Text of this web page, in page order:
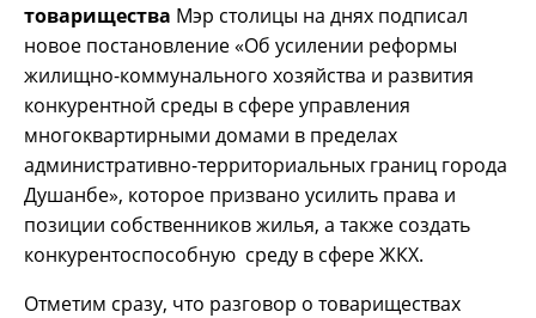
товарищества Мэр столицы на днях подписал
новое постановление «Об усилении реформы
жилищно-коммунального хозяйства и развития
конкурентной среды в сфере управления
многоквартирными домами в пределах
административно-территориальных границ города
Душанбе», которое призвано усилить права и
позиции собственников жилья, а также создать
конкурентоспособную среду в сфере ЖКХ.
Отметим сразу, что разговор о товариществах